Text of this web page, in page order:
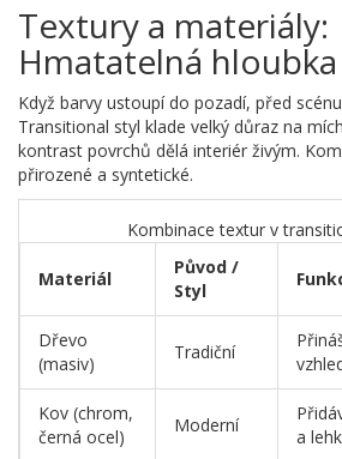
Textury a materiály:
Hmatatelná hloubka
Když barvy ustoupí do pozadí, před
Transitional styl klade velký důraz na
kontrast povrchů dělá interiér živým.
přirozené a syntetické.
Kombinace textur v
Materiál
Původ /
Styl
Dřevo
(masiv)
Tradiční
Kov (chrom,
černá ocel)
Moderní
a